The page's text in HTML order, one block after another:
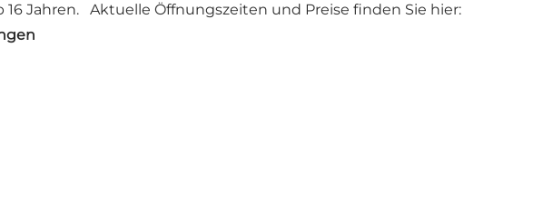
Jahren. Aktuelle Öffnungszeiten und Preise finden Sie hier: